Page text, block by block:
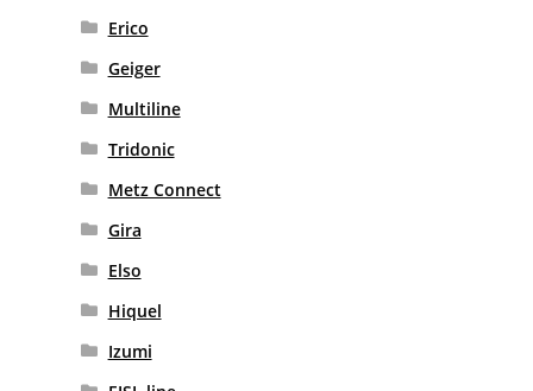
Erico
Geiger
Multiline
Tridonic
Metz Connect
Gira
Elso
Hiquel
Izumi